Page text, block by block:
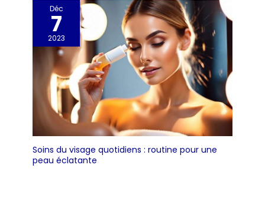
Déc
7
2023
Soins du visage quotidiens : routine pour une
peau éclatante